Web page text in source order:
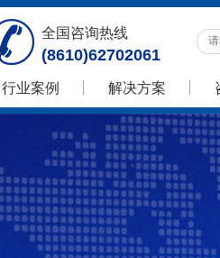
全国咨询热线
(8610)62702061
行业案例 解决方案